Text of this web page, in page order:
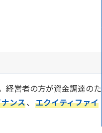
経営者の方が資金調達のた
ンス、 エクイティファイ